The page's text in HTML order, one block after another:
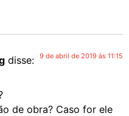
disse: 9 de abril de 2019 às 11:15
de obra? Caso for ele